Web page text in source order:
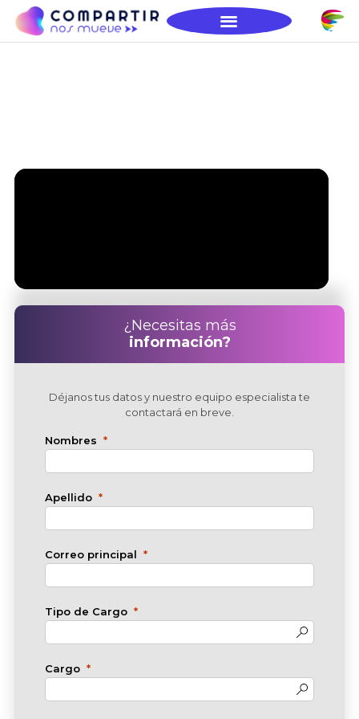
¿Necesitas más
información?
Déjanos tus datos y nuestro equipo especialista te
contactará en breve.
Nombres
Apellido
Correo principal
Tipo de Cargo
Cargo